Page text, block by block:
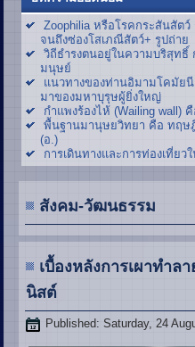
Zoophilia หรือโรคกระสันสัต
จนถึงซ่องโสเภณีสัตว์+ รูปถ่าย
วิถีธำรงตนอยู่ในความบริสุท
มนุษย์
แนวทางของท่านอิมามโคมัยนี
มาของมหาบุรุษผู้ยิ่งใหญ่
กำแพงร้องไห้ (Wailing wall)
พื้นฐานมานุษยวิทยา คือ ทฤษ
(อ.)
การเดินทางและการท่องเที่ย
สังคม-วัฒนธรรม
เบื้องหลังการเผาทำ
นิสต์
Published: Saturday, 24